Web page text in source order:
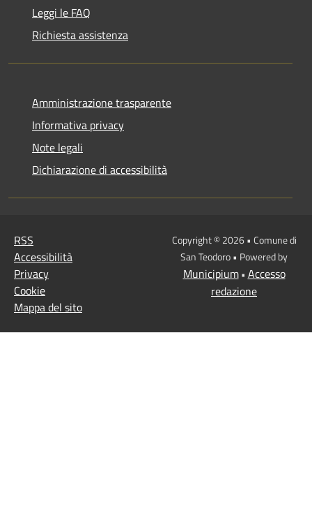
Leggi le FAQ
Richiesta assistenza
Amministrazione trasparente
Informativa privacy
Note legali
Dichiarazione di accessibilità
RSS
Accessibilità
Privacy
Cookie
Mappa del sito
Copyright © 2026 • Comune di
San Teodoro • Powered by
Municipium• Accesso
redazione